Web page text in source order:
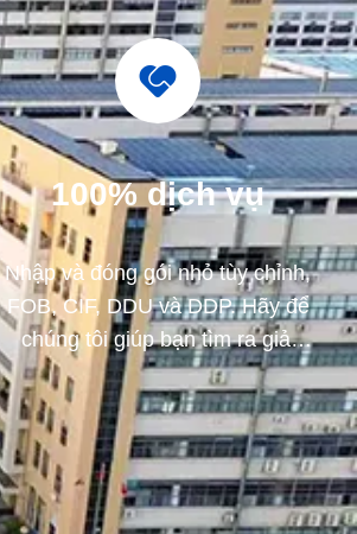
100% dịch vụ
Nhập và đóng gói nhỏ tùy chỉnh,
FOB, CIF, DDU và DDP. Hãy để
chúng tôi giúp bạn tìm ra giải
pháp tốt nhất cho tất cả những lo
ngại của bạn.